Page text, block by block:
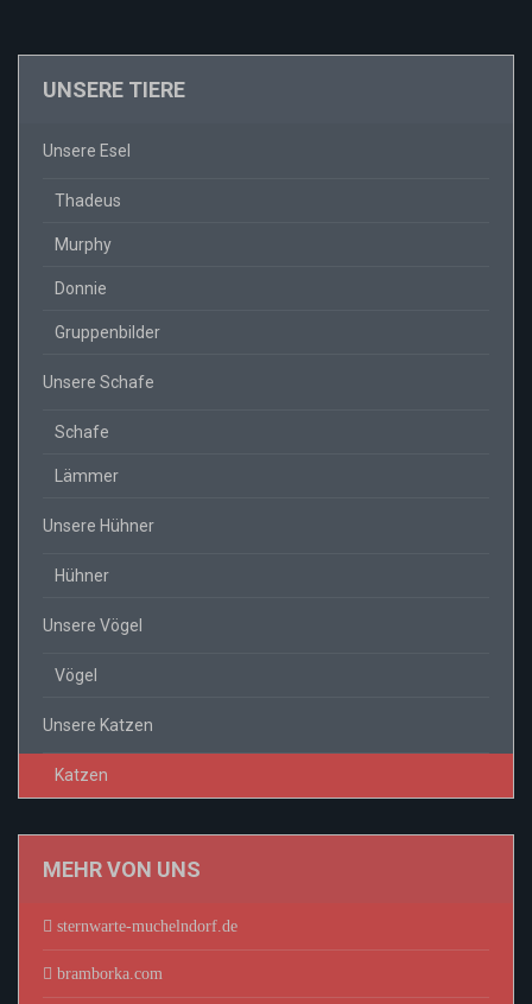
UNSERE TIERE
Unsere Esel
Thadeus
Murphy
Donnie
Gruppenbilder
Unsere Schafe
Schafe
Lämmer
Unsere Hühner
Hühner
Unsere Vögel
Vögel
Unsere Katzen
Katzen
MEHR VON UNS
sternwarte-muchelndorf.de
bramborka.com